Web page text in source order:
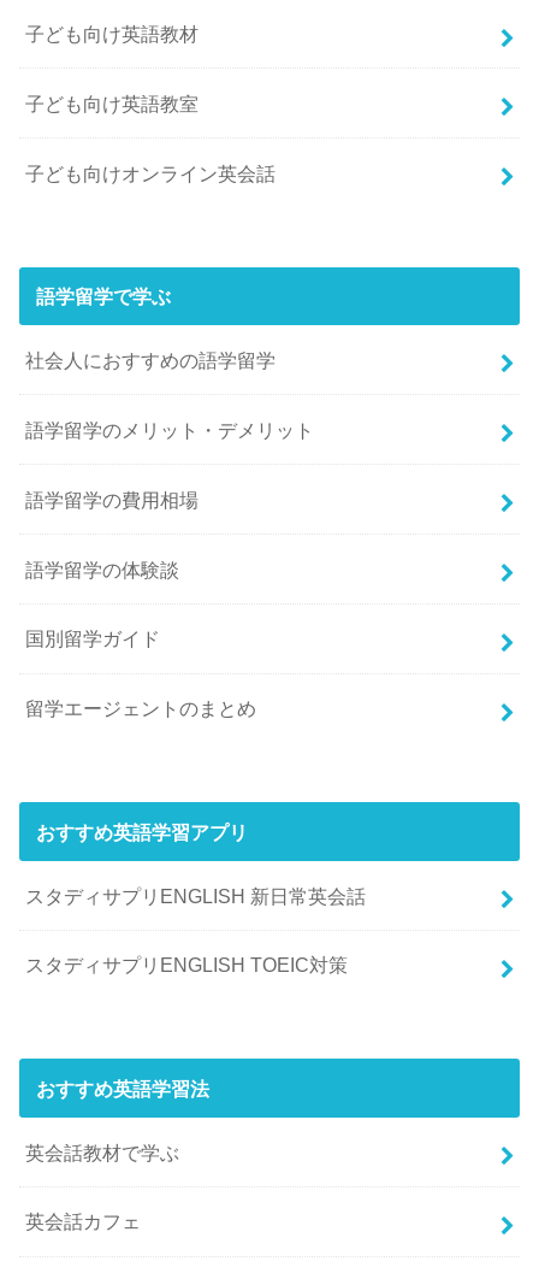
子ども向け英語教材
子ども向け英語教室
子ども向けオンライン英会話
語学留学で学ぶ
社会人におすすめの語学留学
語学留学のメリット・デメリット
語学留学の費用相場
語学留学の体験談
国別留学ガイド
留学エージェントのまとめ
おすすめ英語学習アプリ
スタディサプリENGLISH 新日常英会話
スタディサプリENGLISH TOEIC対策
おすすめ英語学習法
英会話教材で学ぶ
英会話カフェ